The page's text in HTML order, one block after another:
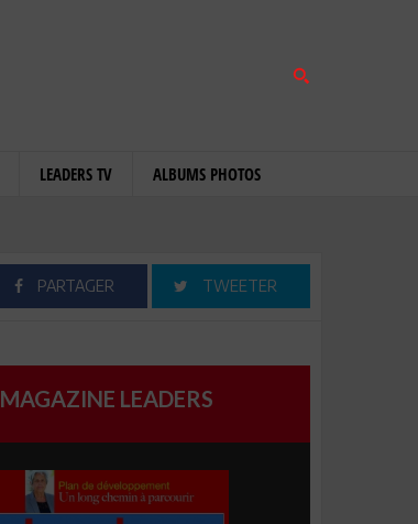
LEADERS TV ALBUMS PHOTOS
PARTAGER TWEETER
MAGAZINE LEADERS